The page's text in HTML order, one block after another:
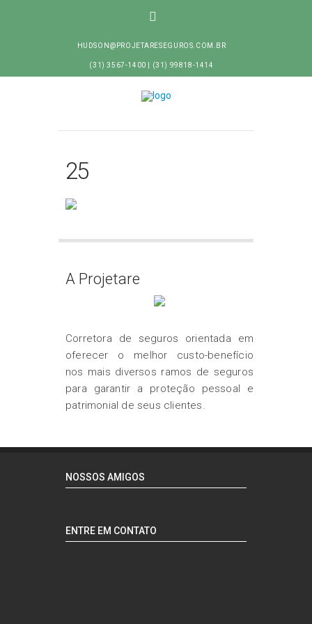
HUDSON@PROJETARESEGUROS.COM.BR
(31) 3567-1400 | (31) 99818-1414
25
A Projetare
Corretora de seguros orientada em
oferecer o melhor custo-benefício
nos mais diversos ramos de seguros
para garantir a proteção pessoal e
patrimonial de seus clientes.
NOSSOS AMIGOS
ENTRE EM CONTATO